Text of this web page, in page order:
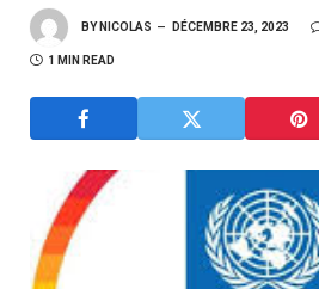
BY NICOLAS DÉCEMBRE 23, 2023
1 MIN READ